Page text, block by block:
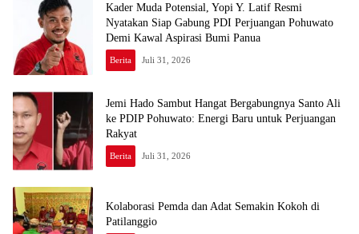
Kader Muda Potensial, Yopi Y. Latif Resmi
Nyatakan Siap Gabung PDI Perjuangan Pohuwato
Demi Kawal Aspirasi Bumi Panua
Berita Juli 31, 2026
Jemi Hado Sambut Hangat Bergabungnya Santo Ali
ke PDIP Pohuwato: Energi Baru untuk Perjuangan
Rakyat
Berita Juli 31, 2026
Kolaborasi Pemda dan Adat Semakin Kokoh di
Patilanggio